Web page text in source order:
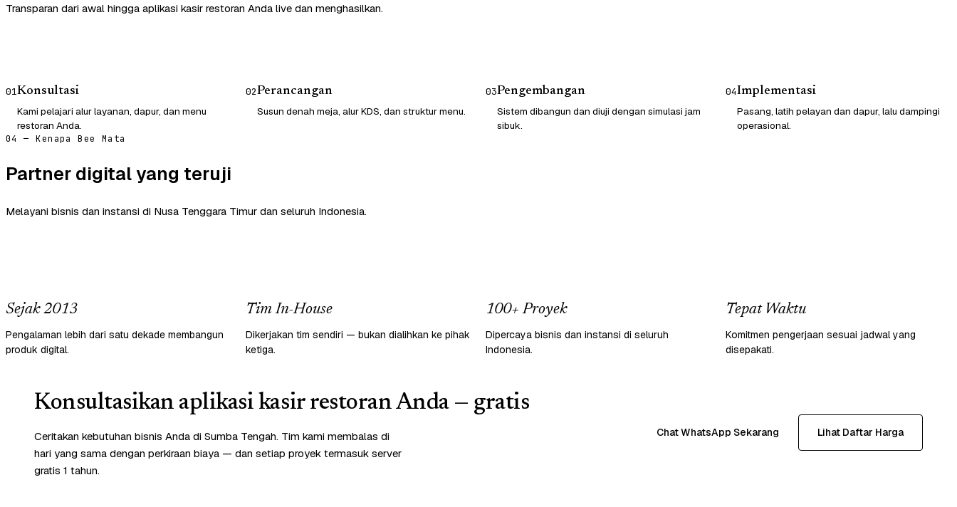
Transparan dari awal hingga aplikasi kasir restoran Anda live dan menghasilkan.
01Konsultasi
Kami pelajari alur layanan, dapur, dan menu
restoran Anda.
02Perancangan
Susun denah meja, alur KDS, dan struktur menu.
03Pengembangan
Sistem dibangun dan diuji dengan simulasi jam
sibuk.
04Implementasi
Pasang, latih pelayan dan dapur, lalu dampingi
operasional.
04 — Kenapa Bee Mata
Partner digital yang teruji
Melayani bisnis dan instansi di Nusa Tenggara Timur dan seluruh Indonesia.
Sejak 2013
Pengalaman lebih dari satu dekade membangun
produk digital.
Tim In-House
Dikerjakan tim sendiri — bukan dialihkan ke pihak
ketiga.
100+ Proyek
Dipercaya bisnis dan instansi di seluruh
Indonesia.
Tepat Waktu
Komitmen pengerjaan sesuai jadwal yang
disepakati.
Konsultasikan aplikasi kasir restoran Anda — gratis
Ceritakan kebutuhan bisnis Anda di Sumba Tengah. Tim kami membalas di
hari yang sama dengan perkiraan biaya — dan setiap proyek termasuk server
gratis 1 tahun.
Chat WhatsApp Sekarang Lihat Daftar Harga